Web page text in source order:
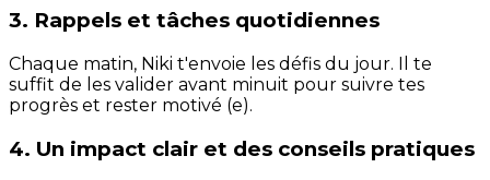
3. Rappels et tâches quotidiennes
Chaque matin, Niki t'envoie les défis du jour. Il te
suffit de les valider avant minuit pour suivre tes
progrès et rester motivé (e).
4. Un impact clair et des conseils pratiques